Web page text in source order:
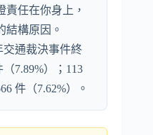
任在你身上，
結構原因。
交通裁決事件終
7.89%）；113
件（7.62%）。